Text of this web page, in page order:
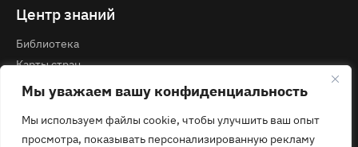
Мы уважаем вашу конфиденциальность
Мы используем файлы cookie, чтобы улучшить ваш опыт
просмотра, показывать персонализированную рекламу
Центр знаний
Библиотека
Карты стран
Курсы и вебинары
Контакты